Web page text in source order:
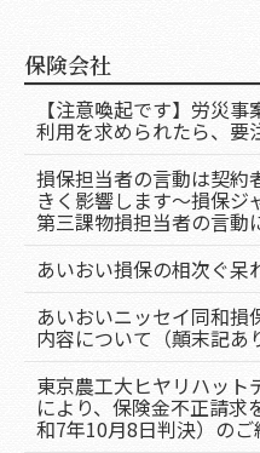
保険会社
【注意喚起です】労災
利用を求められたら、要
損保担当者の言動は契約
きく影響します～損保ジ
第三課物損担当者の言動
あいおい損保の相次ぐ呆
あいおいニッセイ同和損
内容について（顛末記あ
東京農工大ヒヤリハット
により、保険金不正請求
和7年10月8日判決）のご